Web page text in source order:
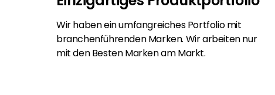
Wir haben ein umfangreiches Portfolio mit
branchenführenden Marken. Wir arbeiten nur
mit den Besten Marken am Markt.